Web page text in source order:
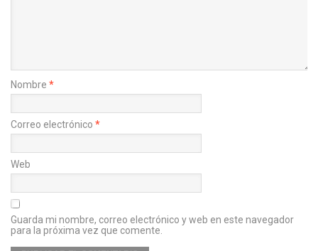
Nombre *
Correo electrónico *
Web
Guarda mi nombre, correo electrónico y web en este navegador
para la próxima vez que comente.